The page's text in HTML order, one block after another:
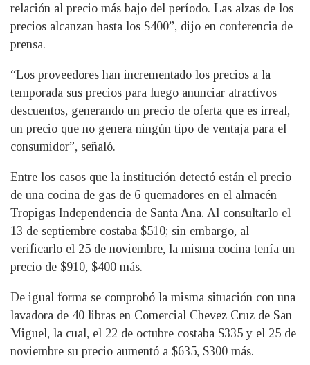
relación al precio más bajo del período. Las alzas de los
precios alcanzan hasta los $400”, dijo en conferencia de
prensa.
“Los proveedores han incrementado los precios a la
temporada sus precios para luego anunciar atractivos
descuentos, generando un precio de oferta que es irreal,
un precio que no genera ningún tipo de ventaja para el
consumidor”, señaló.
Entre los casos que la institución detectó están el precio
de una cocina de gas de 6 quemadores en el almacén
Tropigas Independencia de Santa Ana. Al consultarlo el
13 de septiembre costaba $510; sin embargo, al
verificarlo el 25 de noviembre, la misma cocina tenía un
precio de $910, $400 más.
De igual forma se comprobó la misma situación con una
lavadora de 40 libras en Comercial Chevez Cruz de San
Miguel, la cual, el 22 de octubre costaba $335 y el 25 de
noviembre su precio aumentó a $635, $300 más.